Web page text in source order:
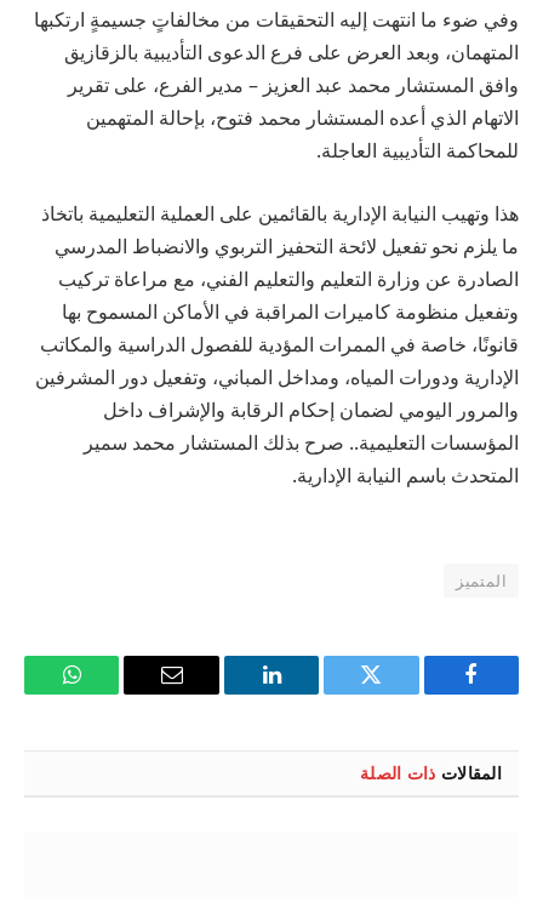
وفي ضوء ما انتهت إليه التحقيقات من مخالفاتٍ جسيمةٍ ارتكبها
المتهمان، وبعد العرض على فرع الدعوى التأديبية بالزقازيق
وافق المستشار محمد عبد العزيز – مدير الفرع، على تقرير
الاتهام الذي أعده المستشار محمد فتوح، بإحالة المتهمين
للمحاكمة التأديبية العاجلة.
هذا وتهيب النيابة الإدارية بالقائمين على العملية التعليمية باتخاذ
ما يلزم نحو تفعيل لائحة التحفيز التربوي والانضباط المدرسي
الصادرة عن وزارة التعليم والتعليم الفني، مع مراعاة تركيب
وتفعيل منظومة كاميرات المراقبة في الأماكن المسموح بها
قانونًا، خاصة في الممرات المؤدية للفصول الدراسية والمكاتب
الإدارية ودورات المياه، ومداخل المباني، وتفعيل دور المشرفين
والمرور اليومي لضمان إحكام الرقابة والإشراف داخل
المؤسسات التعليمية.. صرح بذلك المستشار محمد سمير
المتحدث باسم النيابة الإدارية.
المتميز
فيسبوك تويتر لينكدإن
البريد
واتساب
المقالات ذات الصلة